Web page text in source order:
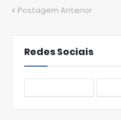
Postagem Anterior
Redes Sociais